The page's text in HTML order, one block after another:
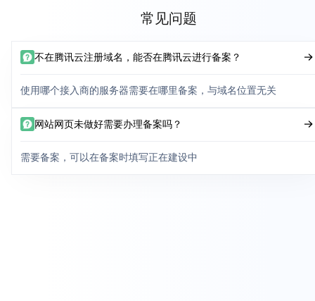
常见问题
不在腾讯云注册域名，能否在腾讯云进行备案？
使用哪个接入商的服务器需要在哪里备案，与域名位置无关
网站网页未做好需要办理备案吗？
需要备案，可以在备案时填写正在建设中